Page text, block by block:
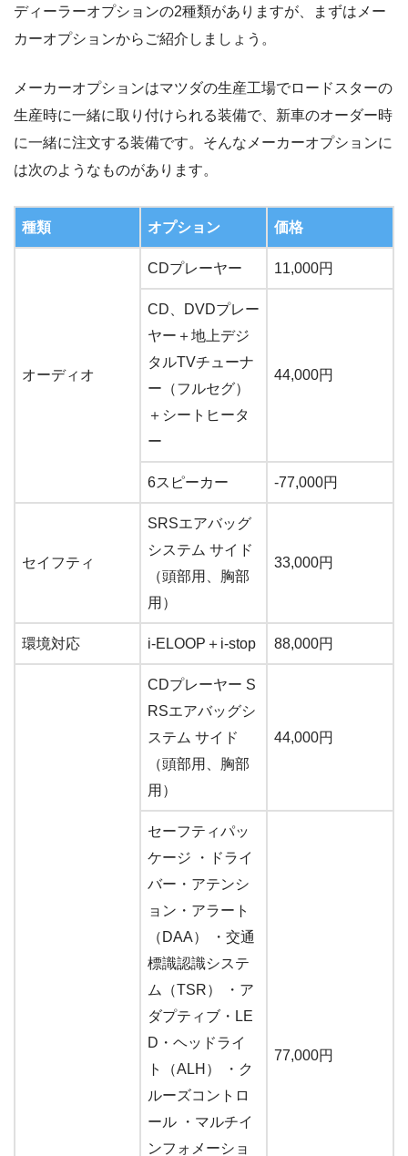
ディーラーオプションの2種類がありますが、まずはメー
カーオプションからご紹介しましょう。
メーカーオプションはマツダの生産工場でロードスターの
生産時に一緒に取り付けられる装備で、新車のオーダー時
に一緒に注文する装備です。そんなメーカーオプションに
は次のようなものがあります。
種類 オプション 価格
オーディオ
CDプレーヤー 11,000円
CD、DVDプレー
ヤー＋地上デジ
タルTVチューナ
ー（フルセグ）
＋シートヒータ
ー
44,000円
6スピーカー -77,000円
セイフティ
SRSエアバッグ
システム サイド
（頭部用、胸部
用）
33,000円
環境対応 i-ELOOP＋i-stop 88,000円
CDプレーヤー S
RSエアバッグシ
ステム サイド
（頭部用、胸部
用）
44,000円
セーフティパッ
ケージ ・ドライ
バー・アテンシ
ョン・アラート
（DAA） ・交通
標識認識システ
ム（TSR） ・ア
ダプティブ・LE
D・ヘッドライ
ト（ALH） ・ク
ルーズコントロ
ール ・マルチイ
ンフォメーショ
77,000円